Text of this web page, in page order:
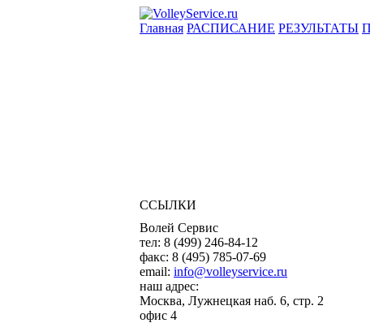
Главная РАСПИСАНИЕ РЕЗУЛЬТАТЫ
ССЫЛКИ
Волей Сервис
тел: 8 (499) 246-84-12
факс: 8 (495) 785-07-69
email: info@volleyservice.ru
наш адрес:
Москва, Лужнецкая наб. 6, стр. 2
офис 4